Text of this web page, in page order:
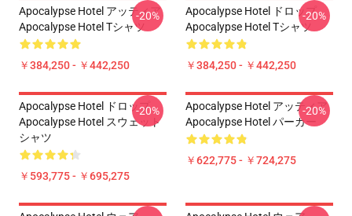
Apocalypse Hotel アッティア
Apocalypse Hotel Tシャツ
￥384,250 - ￥442,250
-20%
Apocalypse Hotel ドロップ
Apocalypse Hotel Tシャツ
￥384,250 - ￥442,250
-20%
Apocalypse Hotel ドロップ
Apocalypse Hotel スウェット
シャツ
￥593,775 - ￥695,275
-20%
Apocalypse Hotel アッティア
Apocalypse Hotel パーカー
￥622,775 - ￥724,275
-20%